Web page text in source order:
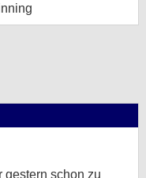
gestern schon zu